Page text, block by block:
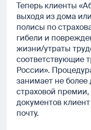
Теперь клиенты
выходя из дома
полисы по
гибели и
жизни/утраты
соответствующие
России».
занимает не более
страховой премии,
документов
почту.